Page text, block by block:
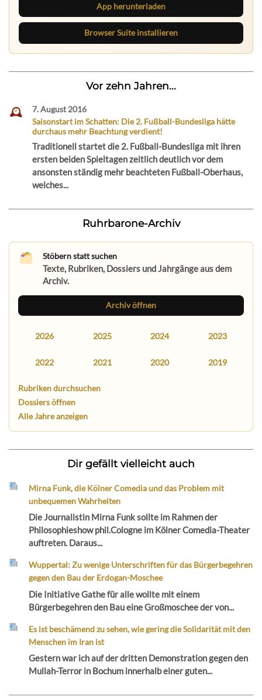
App herunterladen
Browser Suite installieren
Vor zehn Jahren...
7. August 2016
Saisonstart im Schatten: Die 2. Fußball-Bundesliga hätte
durchaus mehr Beachtung verdient!
Traditionell startet die 2. Fußball-Bundesliga mit ihren
ersten beiden Spieltagen zeitlich deutlich vor dem
ansonsten ständig mehr beachteten Fußball-Oberhaus,
welches...
Ruhrbarone-Archiv
Stöbern statt suchen
Texte, Rubriken, Dossiers und Jahrgänge aus dem
Archiv.
Archiv öffnen
2026 2025 2024 2023
2022 2021 2020 2019
Rubriken durchsuchen
Dossiers öffnen
Alle Jahre anzeigen
Dir gefällt vielleicht auch
Mirna Funk, die Kölner Comedia und das Problem mit
unbequemen Wahrheiten
Die Journalistin Mirna Funk sollte im Rahmen der
Philosophieshow phil.Cologne im Kölner Comedia-Theater
auftreten. Daraus...
Wuppertal: Zu wenige Unterschriften für das Bürgerbegehren
gegen den Bau der Erdogan-Moschee
Die Initiative Gathe für alle wollte mit einem
Bürgerbegehren den Bau eine Großmoschee der von...
Es ist beschämend zu sehen, wie gering die Solidarität mit den
Menschen im Iran ist
Gestern war ich auf der dritten Demonstration gegen den
Mullah-Terror in Bochum innerhalb einer guten...